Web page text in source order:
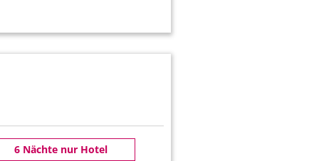
6 Nächte nur Hotel